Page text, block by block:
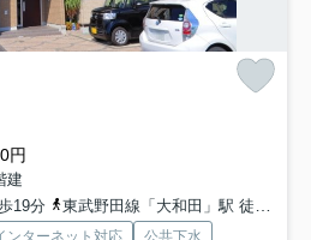
円
建
19分
東武野田線「大和田」駅 徒歩21分